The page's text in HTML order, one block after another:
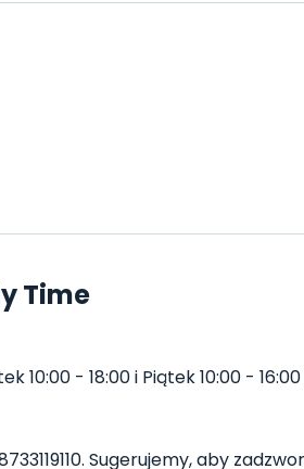
Time
- 18:00 i Piątek 10:00 -
Sugerujemy, aby